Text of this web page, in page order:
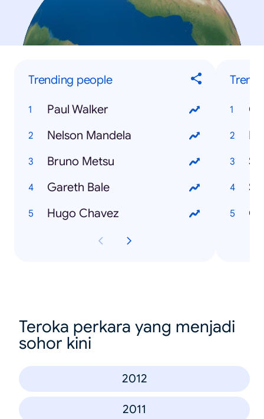
Trending people
Paul Walker
Nelson Mandela
Bruno Metsu
Gareth Bale
Hugo Chavez
Teroka perkara yang menjadi
sohor kini
2012
2011